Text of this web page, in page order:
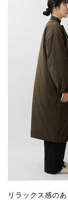
リラックス感の